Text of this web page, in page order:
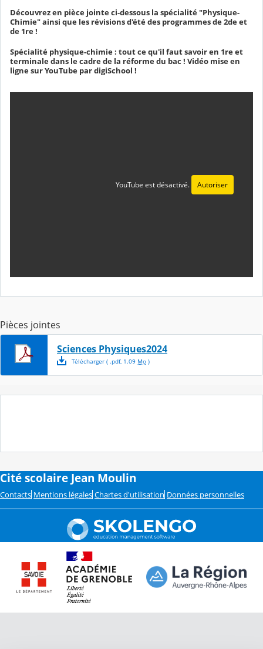
Découvrez en pièce jointe ci-dessous la spécialité "Physique-
Chimie" ainsi que les révisions d'été des programmes de 2de et
de 1re !
Spécialité physique-chimie : tout ce qu'il faut savoir en 1re et
terminale dans le cadre de la réforme du bac ! Vidéo mise en
ligne sur YouTube par digiSchool !
YouTube est désactivé. Autoriser
Pièces jointes
Sciences Physiques2024
Télécharger( .pdf, 1.09 Mo)
Cité scolaire Jean Moulin
Contacts Mentions légales Chartes d'utilisation Données personnelles